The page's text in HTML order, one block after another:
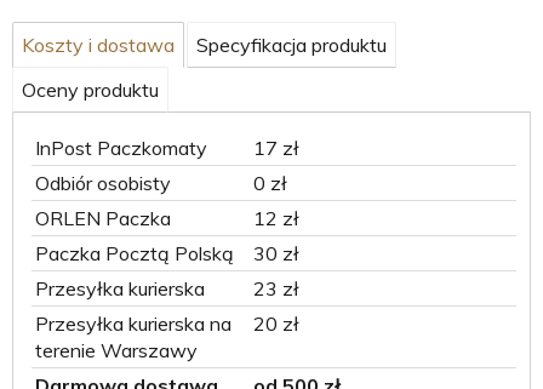
Koszty i dostawa
Specyfikacja produktu
Oceny produktu
InPost Paczkomaty
17 zł
Odbiór osobisty
0 zł
ORLEN Paczka
12 zł
Paczka Pocztą Polską
30 zł
Przesyłka kurierska
23 zł
Przesyłka kurierska na
terenie Warszawy
20 zł